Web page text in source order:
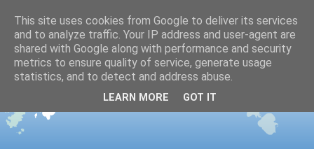
This site uses cookies from Google to deliver its services
and to analyze traffic. Your IP address and user-agent are
shared with Google along with performance and security
metrics to ensure quality of service, generate usage
statistics, and to detect and address abuse.
LEARN MORE GOT IT